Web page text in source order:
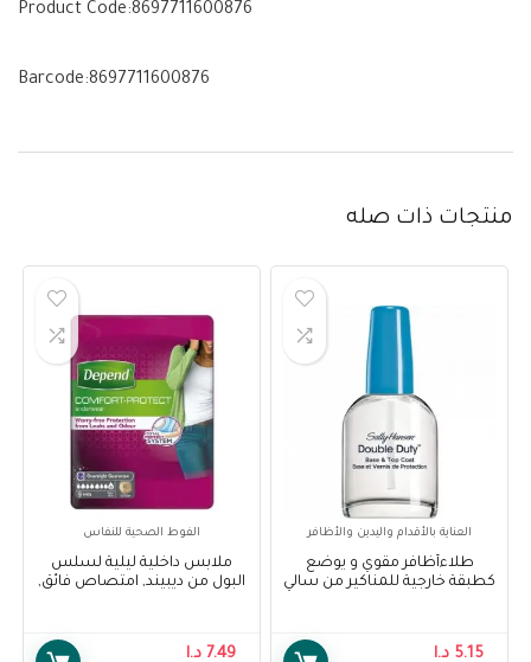
Product Code:8697711600876
Barcode:8697711600876
منتجات ذات صله
العناية بالأقدام واليدين والأظافر
طلاءأظافر مقوي و يوضع
كطبقة خارجية للمناكير من سالي
5.15 د.ا
الفوط الصحية للنفاس
ملابس داخلية ليلية لسلس
البول من ديبيند, امتصاص فائق,
7.49 د.ا